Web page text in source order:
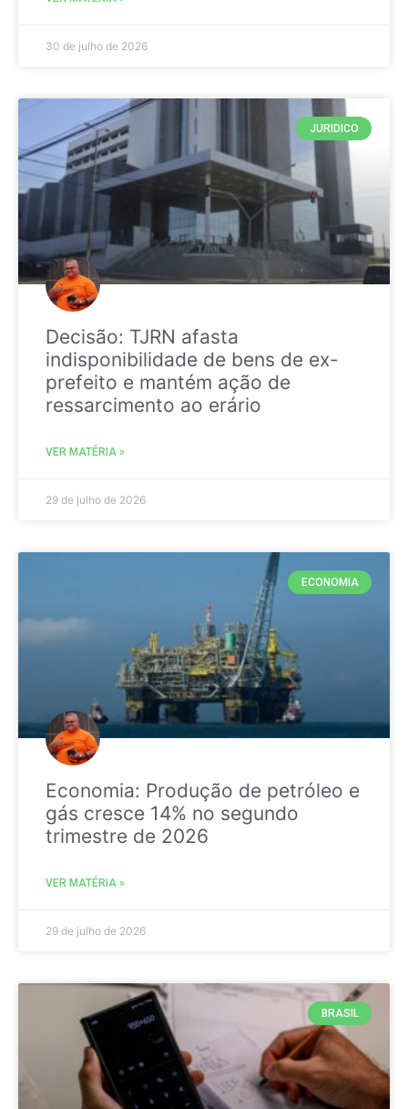
30 de julho de 2026
JURIDICO
Decisão: TJRN afasta
indisponibilidade de bens de ex-
prefeito e mantém ação de
ressarcimento ao erário
VER MATÉRIA »
29 de julho de 2026
ECONOMIA
Economia: Produção de petróleo e
gás cresce 14% no segundo
trimestre de 2026
VER MATÉRIA »
29 de julho de 2026
BRASIL